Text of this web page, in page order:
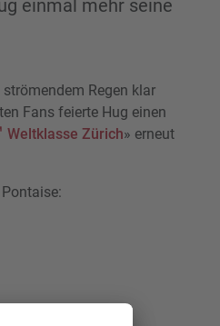
einmal mehr seine
Regen klar
Fans feierte Hug einen
Weltklasse Zürich» erneut